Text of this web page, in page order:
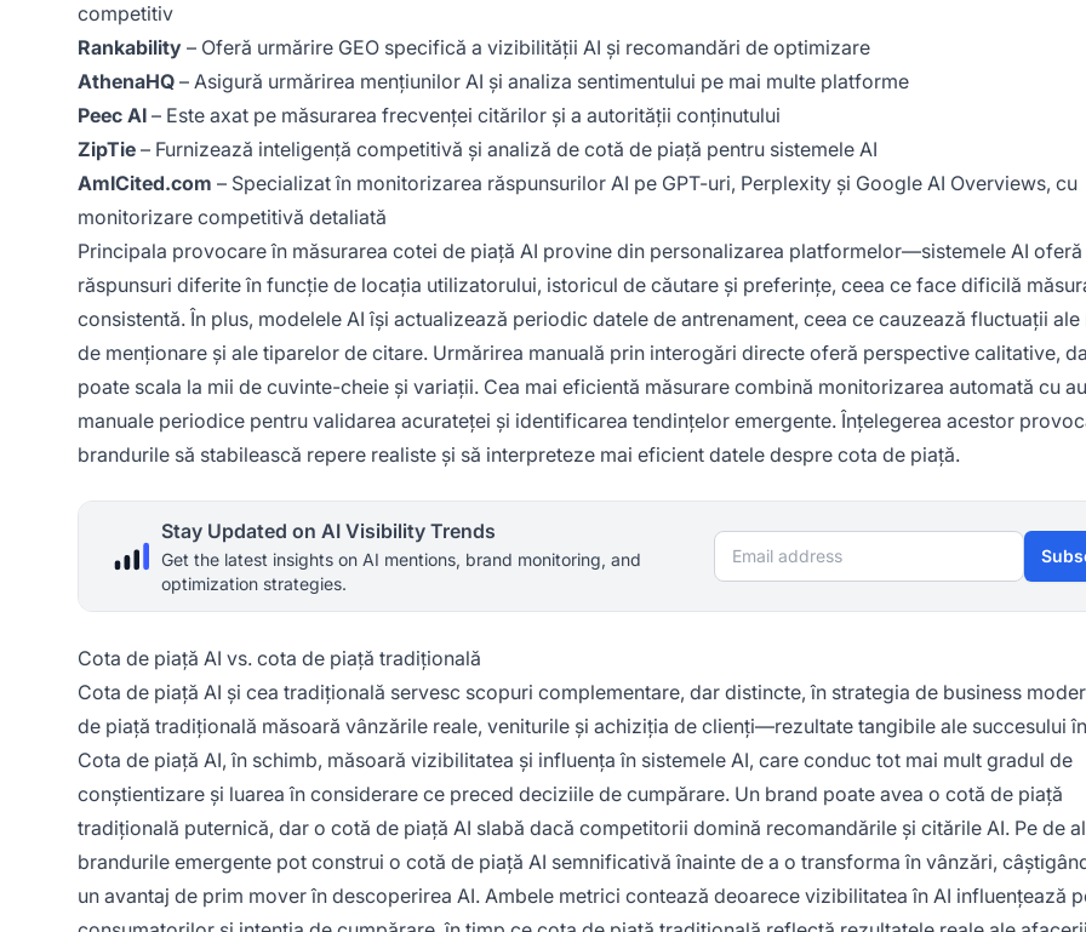
competitiv
Rankability – Oferă urmărire GEO specifică a vizibilității AI și recomandări de optimizare
AthenaHQ – Asigură urmărirea mențiunilor AI și analiza sentimentului pe mai multe platforme
Peec AI – Este axat pe măsurarea frecvenței citărilor și a autorității conținutului
ZipTie – Furnizează inteligență competitivă și analiză de cotă de piață pentru sistemele AI
AmICited.com – Specializat în monitorizarea răspunsurilor AI pe GPT-uri, Perplexity și Google AI Overviews, cu
monitorizare competitivă detaliată
Principala provocare în măsurarea cotei de piață AI provine din personalizarea platformelor—sistemele AI oferă
răspunsuri diferite în funcție de locația utilizatorului, istoricul de căutare și preferințe, ceea ce face dificilă
consistentă. În plus, modelele AI își actualizează periodic datele de antrenament, ceea ce cauzează fluctuații
de menționare și ale tiparelor de citare. Urmărirea manuală prin interogări directe oferă perspective calitative,
poate scala la mii de cuvinte-cheie și variații. Cea mai eficientă măsurare combină monitorizarea automată cu
manuale periodice pentru validarea acurateței și identificarea tendințelor emergente. Înțelegerea acestor
brandurile să stabilească repere realiste și să interpreteze mai eficient datele despre cota de piață.
Stay Updated on AI Visibility Trends
Get the latest insights on AI mentions, brand monitoring, and
optimization strategies.
Email address
Cota de piață AI vs. cota de piață tradițională
Cota de piață AI și cea tradițională servesc scopuri complementare, dar distincte, în strategia de business
de piață tradițională măsoară vânzările reale, veniturile și achiziția de clienți—rezultate tangibile ale succesului
Cota de piață AI, în schimb, măsoară vizibilitatea și influența în sistemele AI, care conduc tot mai mult gradul de
conștientizare și luarea în considerare ce preced deciziile de cumpărare. Un brand poate avea o cotă de piață
tradițională puternică, dar o cotă de piață AI slabă dacă competitorii domină recomandările și citările AI. Pe de
brandurile emergente pot construi o cotă de piață AI semnificativă înainte de a o transforma în vânzări,
un avantaj de prim mover în descoperirea AI. Ambele metrici contează deoarece vizibilitatea în AI influențează